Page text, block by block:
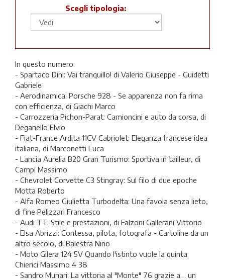
Scegli tipologia:
In questo numero:
- Spartaco Dini: Vai tranquillo! di Valerio Giuseppe - Guidetti
Gabriele
- Aerodinamica: Porsche 928 - Se apparenza non fa rima
con efficienza, di Giachi Marco
- Carrozzeria Pichon-Parat: Camioncini e auto da corsa, di
Deganello Elvio
- Fiat-France Ardita 11CV Cabriolet: Eleganza francese idea
italiana, di Marconetti Luca
- Lancia Aurelia B20 Gran Turismo: Sportiva in tailleur, di
Campi Massimo
- Chevrolet Corvette C3 Stingray: Sul filo di due epoche
Motta Roberto
- Alfa Romeo Giulietta Turbodelta: Una favola senza lieto,
di fine Pelizzari Francesco
- Audi TT: Stile e prestazioni, di Falzoni Gallerani Vittorio
- Elsa Abrizzi: Contessa, pilota, fotografa - Cartoline da un
altro secolo, di Balestra Nino
- Moto Gilera 124 5V Quando l'istinto vuole la quinta
Chierici Massimo 4 38
- Sandro Munari: La vittoria al "Monte" 76 grazie a… un